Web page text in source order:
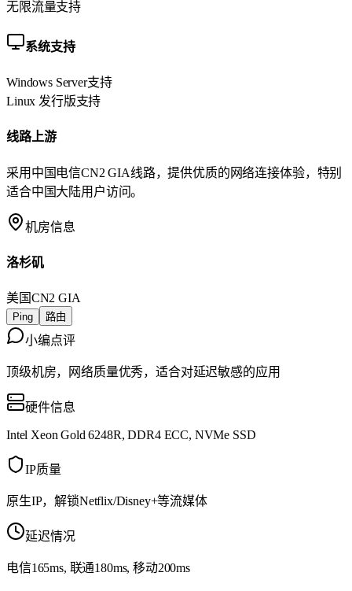
无限流量支持
系统支持
Windows Server支持
Linux 发行版支持
线路上游
采用中国电信CN2 GIA线路，提供优质的网络连接体验，特别
适合中国大陆用户访问。
机房信息
洛杉矶
美国CN2 GIA
Ping 路由
小编点评
顶级机房，网络质量优秀，适合对延迟敏感的应用
硬件信息
Intel Xeon Gold 6248R, DDR4 ECC, NVMe SSD
IP质量
原生IP，解锁Netflix/Disney+等流媒体
延迟情况
电信165ms, 联通180ms, 移动200ms